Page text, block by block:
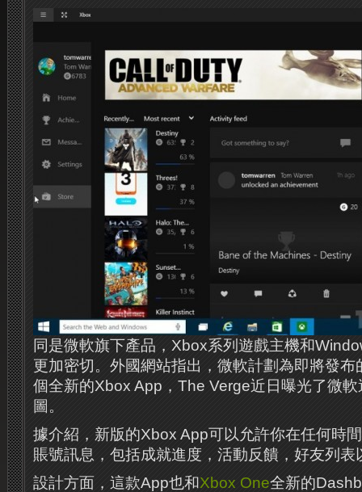
同是微軟旗下產品，Xbox系列遊戲主機和
更加密切。外國網站指出，微軟計劃為即將發
個全新的Xbox App，The Verge近日曝光了微
圖。
據介紹，新版的Xbox App可以允許你在任何時
賬號訊息，包括成就進度，活動反饋，好友列
設計方面，這款App也和Xbox One全新的